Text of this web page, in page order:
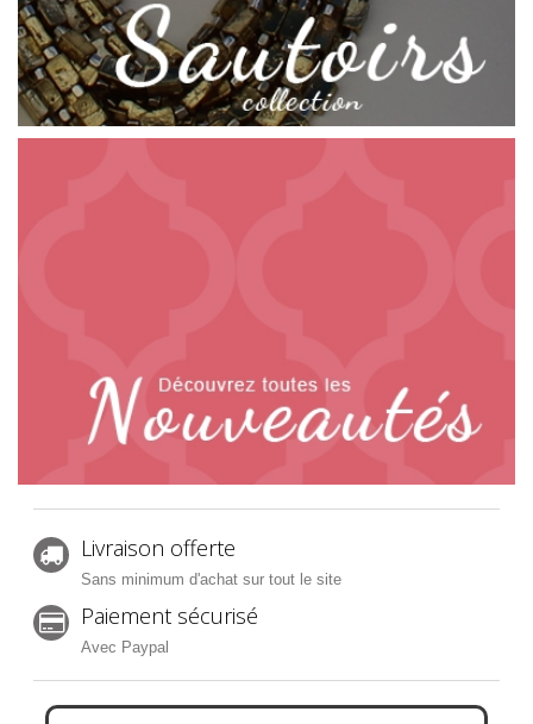
Livraison offerte
Sans minimum d'achat sur tout le site
Paiement sécurisé
Avec Paypal